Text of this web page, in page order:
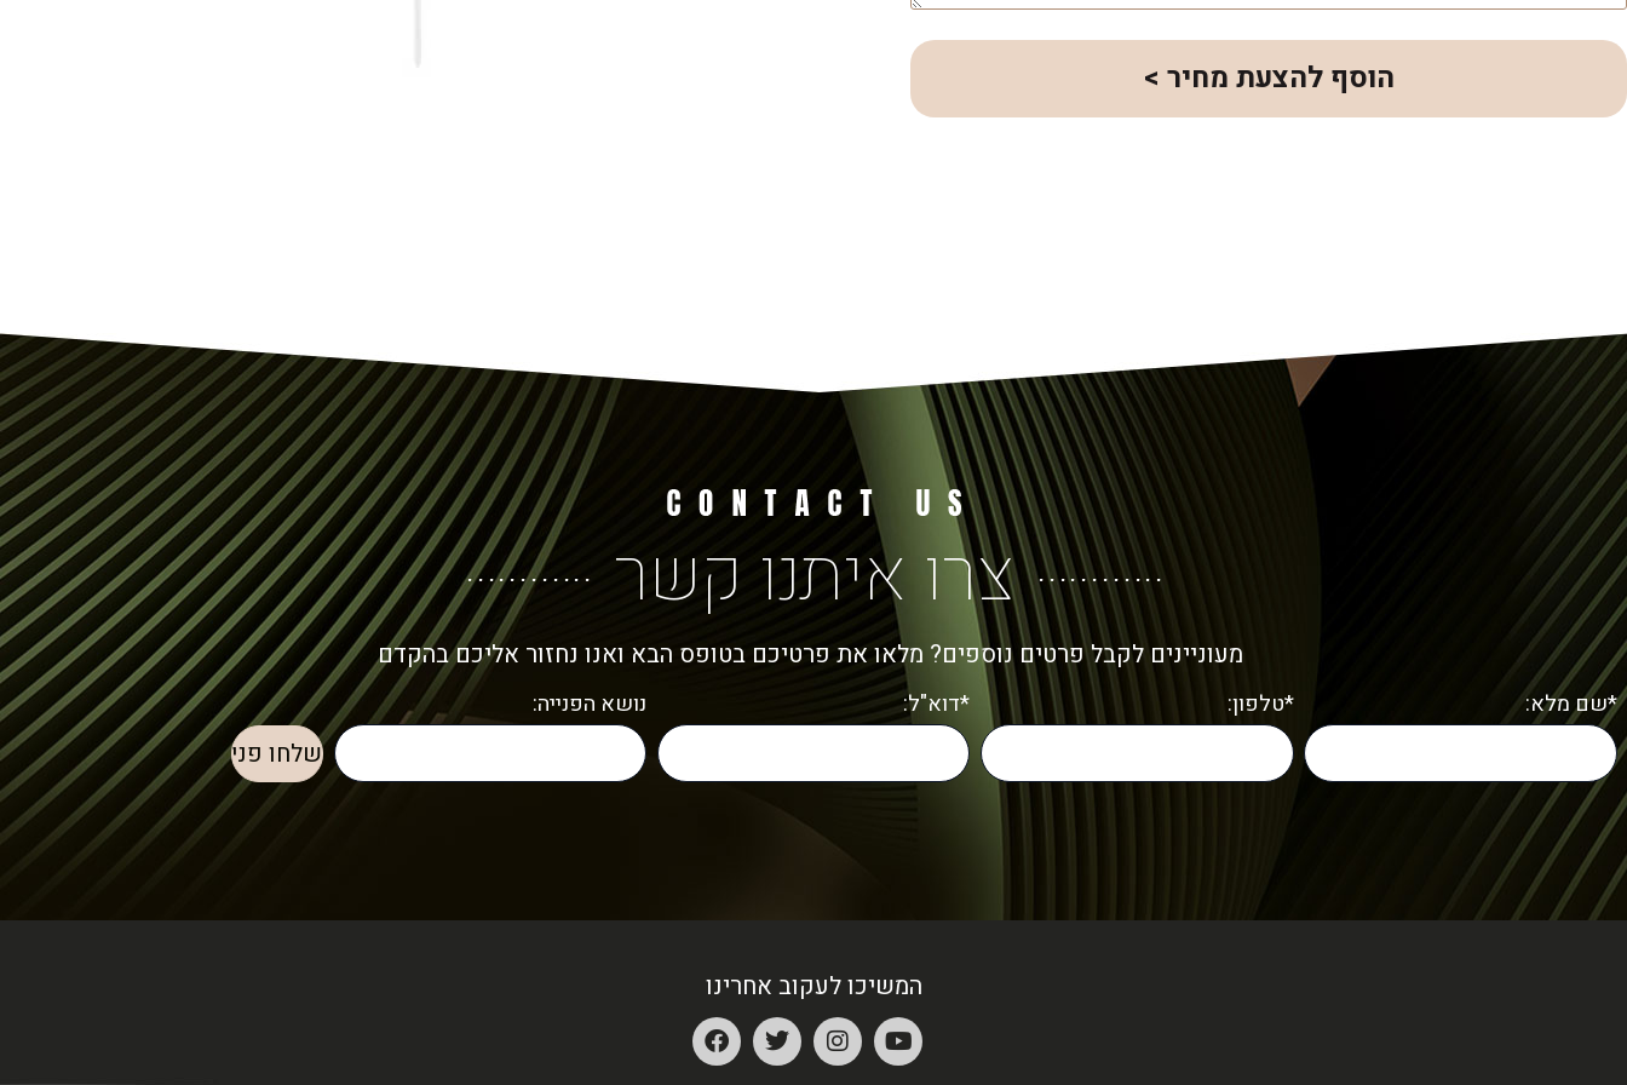
הוסף להצעת מחיר >
צרו איתנו קשר
מעוניינים לקבל פרטים נוספים? מלאו את פרטיכם בטופס הבא ואנו נחזור אליכם בהקדם
*שם מלא: *טלפון: *דוא"ל: נושא הפנייה:
המשיכו לעקוב אחרינו